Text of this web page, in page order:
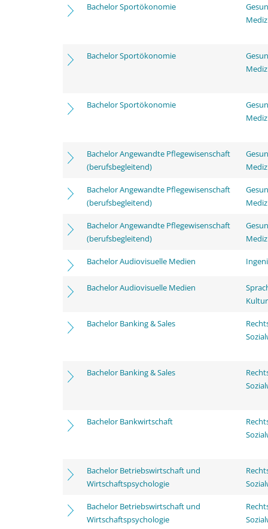
Bachelor Sportökonomie
Bachelor Sportökonomie
Bachelor Sportökonomie
Bachelor Angewandte Pflegewisenschaft
(berufsbegleitend)
Bachelor Angewandte Pflegewisenschaft
(berufsbegleitend)
Bachelor Angewandte Pflegewisenschaft
(berufsbegleitend)
Bachelor Audiovisuelle Medien
Bachelor Audiovisuelle Medien
Bachelor Banking & Sales
Bachelor Banking & Sales
Bachelor Bankwirtschaft
Bachelor Betriebswirtschaft und
Wirtschaftspsychologie
Bachelor Betriebswirtschaft und
Wirtschaftspsychologie